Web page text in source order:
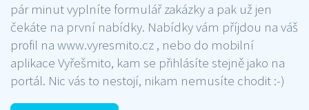
pár minut vyplníte formulář zakázky a pak už jen
čekáte na první nabídky. Nabídky vám příjdou na váš
profil na www.vyresmito.cz , nebo do mobilní
aplikace Vyřešmito, kam se přihlásíte stejně jako na
portál. Nic vás to nestojí, nikam nemusíte chodit :-)